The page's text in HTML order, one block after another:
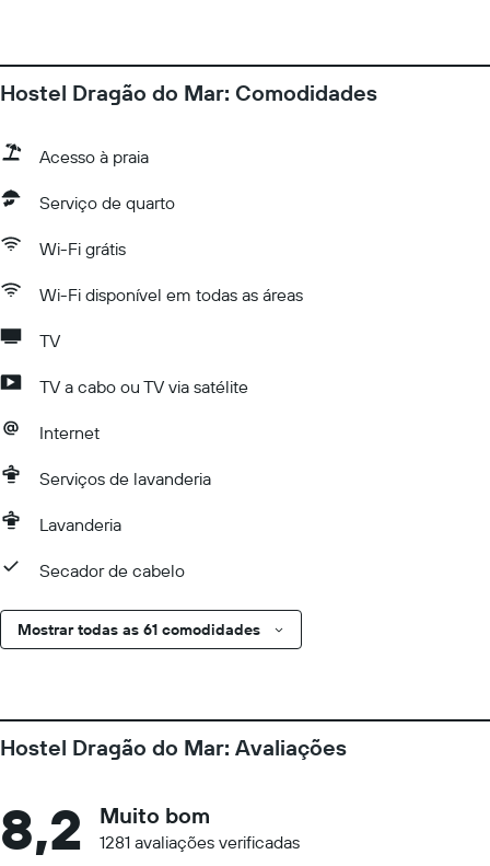
Hostel Dragão do Mar: Comodidades
Acesso à praia
Serviço de quarto
Wi-Fi grátis
Wi-Fi disponível em todas as áreas
TV
TV a cabo ou TV via satélite
Internet
Serviços de lavanderia
Lavanderia
Secador de cabelo
Mostrar todas as 61 comodidades
Hostel Dragão do Mar: Avaliações
8,2 Muito bom
1281 avaliações verificadas